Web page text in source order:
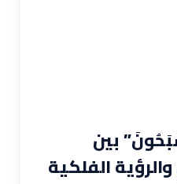
بين
الفلكية